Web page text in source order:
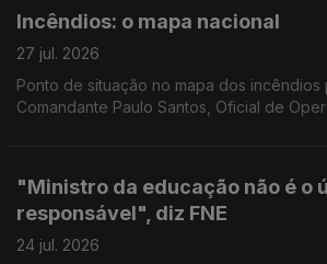
Incêndios: o mapa nacional
27 jul. 2026
Ponto de situação no mapa dos
Comandante Paulo Santos, Oficial de
"Ministro da educação não é o
responsável", diz FNE
24 jul. 2026